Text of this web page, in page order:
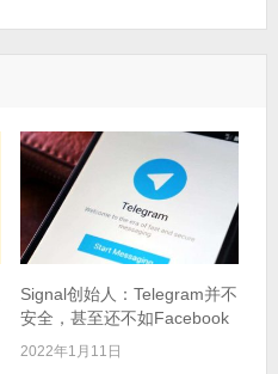
Signal创始人：Telegram并不
安全，甚至还不如Facebook
2022年1月11日